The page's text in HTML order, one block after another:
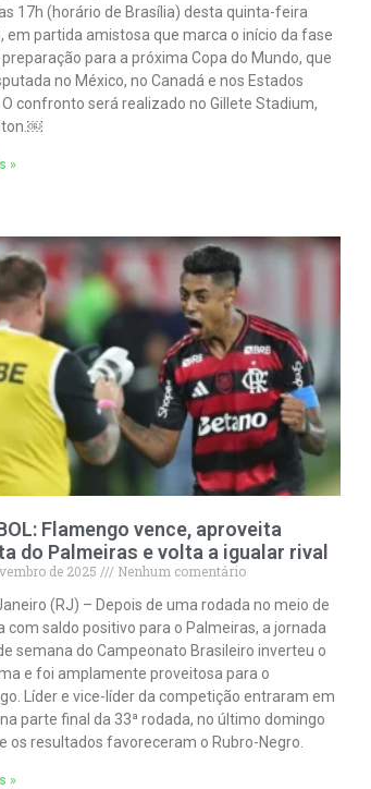
17h (horário de Brasília) desta quinta-feira
em partida amistosa que marca o início da fase
para a próxima Copa do Mundo, que
no México, no Canadá e nos Estados
O confronto será realizado no Gillete Stadium,
»
Flamengo vence, aproveita
do Palmeiras e volta a igualar rival
de 2025
Nenhum comentário
(RJ) – Depois de uma rodada no meio de
com saldo positivo para o Palmeiras, a jornada
semana do Campeonato Brasileiro inverteu o
e foi amplamente proveitosa para o
Líder e vice-líder da competição entraram em
parte final da 33ª rodada, no último domingo
os resultados favoreceram o Rubro-Negro.
»